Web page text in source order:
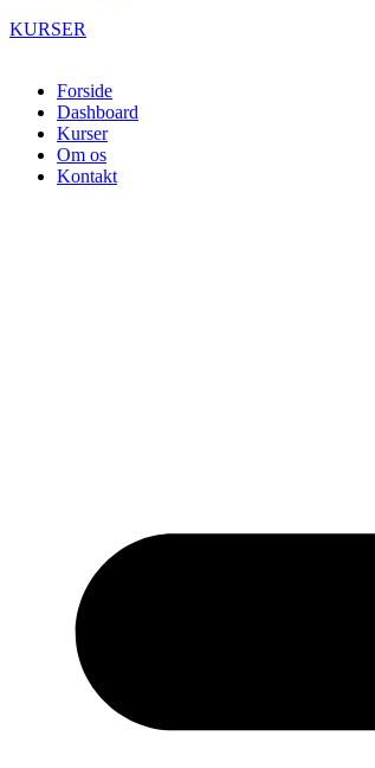
KURSER
Forside
Dashboard
Kurser
Om os
Kontakt